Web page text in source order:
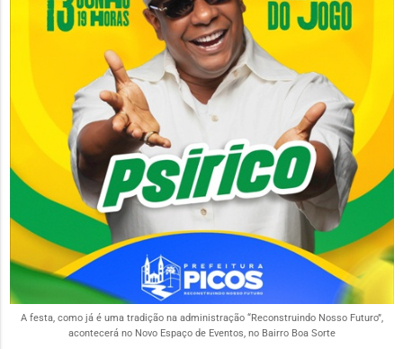
A festa, como já é uma tradição na administração “Reconstruindo Nosso Futuro”,
acontecerá no Novo Espaço de Eventos, no Bairro Boa Sorte